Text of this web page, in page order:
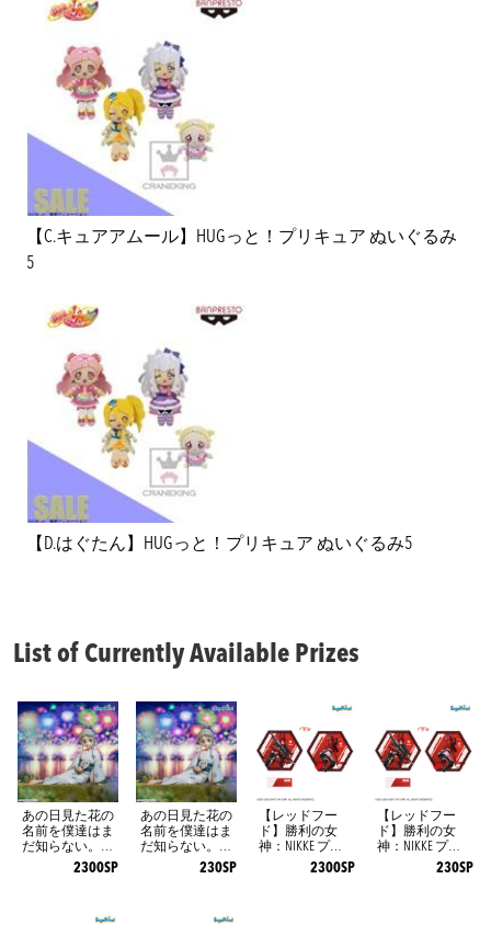
【C.キュアアムール】HUGっと！プリキュア ぬいぐるみ
5
【D.はぐたん】HUGっと！プリキュア ぬいぐるみ5
List of Currently Available Prizes
あの日見た花の
名前を僕達はま
だ知らない。 Yu
memirize ‐本間芽
2300SP
あの日見た花の
名前を僕達はま
だ知らない。 Yu
memirize ‐本間芽
230SP
【レッドフー
ド】勝利の女
神：NIKKE プラ
チナムザッカ両
2300SP
【レッドフー
ド】勝利の女
神：NIKKE プラ
チナムザッカ両
230SP